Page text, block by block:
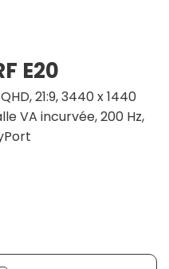
E20
21:9, 3440 x 1440
VA incurvée, 200 Hz,